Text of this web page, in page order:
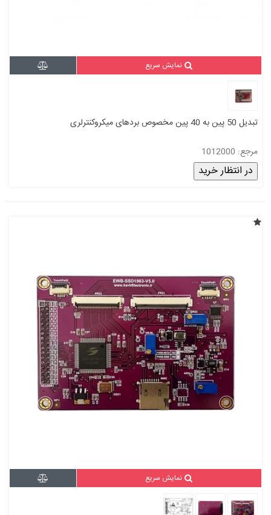
نمایش سریع
تبدیل 50 پین به 40 پین مخصوص بردهای میکروکنترلری
مرجع: 1012000
در انتظار خرید
نمایش سریع